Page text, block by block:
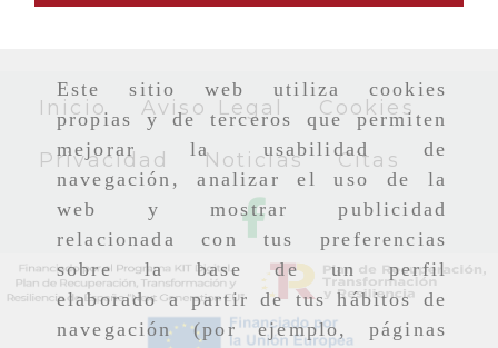
Este sitio web utiliza cookies
propias y de terceros que permiten
mejorar la usabilidad de
navegación, analizar el uso de la
web y mostrar publicidad
relacionada con tus preferencias
sobre la base de un perfil
elaborado a partir de tus hábitos de
navegación (por ejemplo, páginas
Inicio Aviso Legal Cookies
Privacidad Noticias Citas